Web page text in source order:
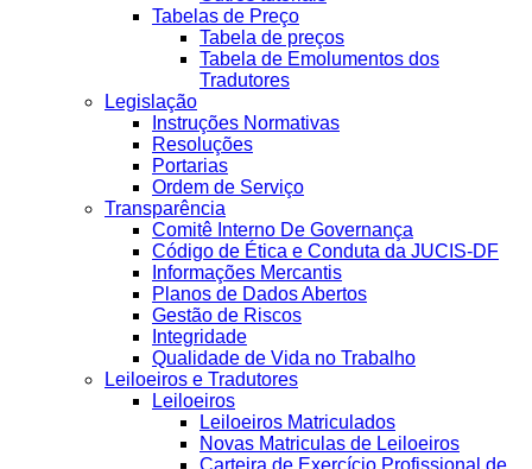
Tabelas de Preço
Tabela de preços
Tabela de Emolumentos dos
Tradutores
Legislação
Instruções Normativas
Resoluções
Portarias
Ordem de Serviço
Transparência
Comitê Interno De Governança
Código de Ética e Conduta da JUCIS-DF
Informações Mercantis
Planos de Dados Abertos
Gestão de Riscos
Integridade
Qualidade de Vida no Trabalho
Leiloeiros e Tradutores
Leiloeiros
Leiloeiros Matriculados
Novas Matriculas de Leiloeiros
Carteira de Exercício Profissional de